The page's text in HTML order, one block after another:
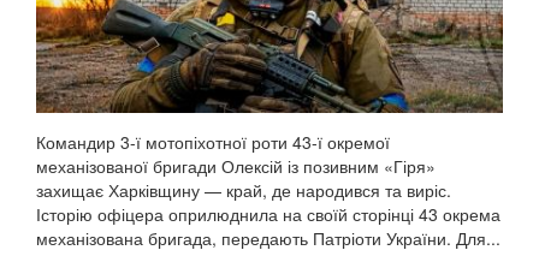
Командир 3-ї мотопіхотної роти 43-ї окремої
механізованої бригади Олексій із позивним «Гіря»
захищає Харківщину — край, де народився та виріс.
Історію офіцера оприлюднила на своїй сторінці 43 окрема
механізована бригада, передають Патріоти України. Для...